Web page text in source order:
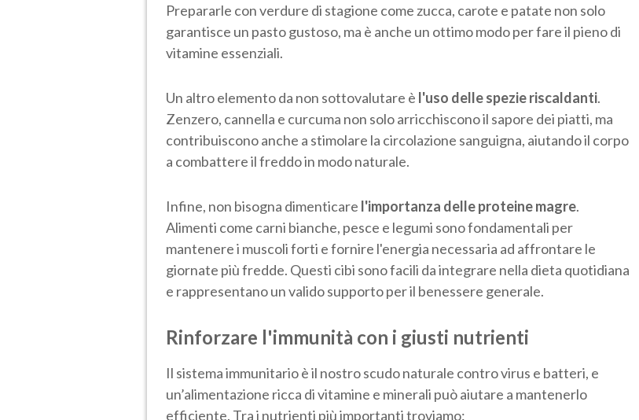
Prepararle con verdure di stagione come zucca, carote e patate non solo
garantisce un pasto gustoso, ma è anche un ottimo modo per fare il pieno di
vitamine essenziali.
Un altro elemento da non sottovalutare è l'uso delle spezie riscaldanti.
Zenzero, cannella e curcuma non solo arricchiscono il sapore dei piatti, ma
contribuiscono anche a stimolare la circolazione sanguigna, aiutando il corpo
a combattere il freddo in modo naturale.
Infine, non bisogna dimenticare l'importanza delle proteine magre.
Alimenti come carni bianche, pesce e legumi sono fondamentali per
mantenere i muscoli forti e fornire l'energia necessaria ad affrontare le
giornate più fredde. Questi cibi sono facili da integrare nella dieta quotidiana
e rappresentano un valido supporto per il benessere generale.
Rinforzare l'immunità con i giusti nutrienti
Il sistema immunitario è il nostro scudo naturale contro virus e batteri, e
un’alimentazione ricca di vitamine e minerali può aiutare a mantenerlo
efficiente. Tra i nutrienti più importanti troviamo: